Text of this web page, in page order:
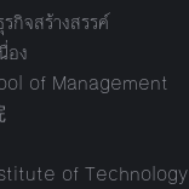
กิจสร้างสรรค์
อง
of Management
of Technology